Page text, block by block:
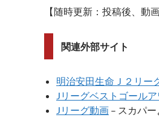
【随時更新：投稿後、動
関連外部サイト
明治安田生命Ｊ２リ
Jリーグベストゴール
Jリーグ動画 – スカパー